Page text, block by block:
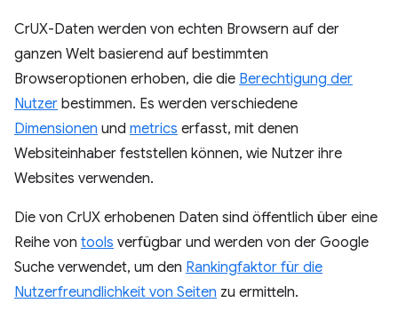
CrUX-Daten werden von echten Browsern auf der
ganzen Welt basierend auf bestimmten
Browseroptionen erhoben, die die Berechtigung der
Nutzer bestimmen. Es werden verschiedene
Dimensionen und metrics erfasst, mit denen
Websiteinhaber feststellen können, wie Nutzer ihre
Websites verwenden.
Die von CrUX erhobenen Daten sind öffentlich über eine
Reihe von tools verfügbar und werden von der Google
Suche verwendet, um den Rankingfaktor für die
Nutzerfreundlichkeit von Seiten zu ermitteln.